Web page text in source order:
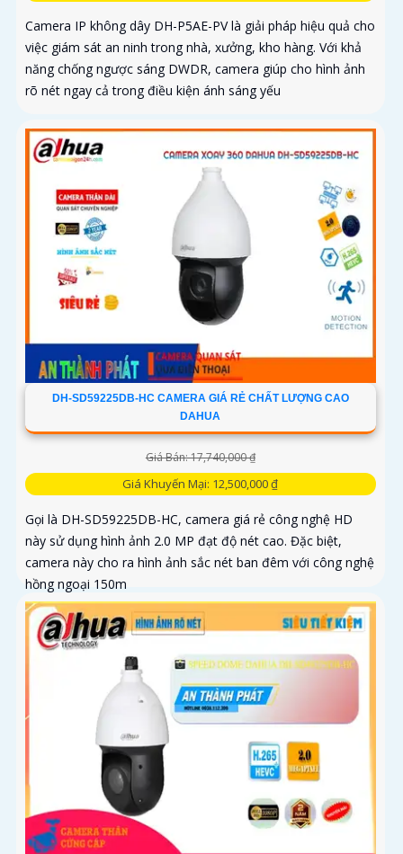
Camera IP không dây DH-P5AE-PV là giải pháp hiệu quả cho
việc giám sát an ninh trong nhà, xưởng, kho hàng. Với khả
năng chống ngược sáng DWDR, camera giúp cho hình ảnh
rõ nét ngay cả trong điều kiện ánh sáng yếu
DH-SD59225DB-HC CAMERA GIÁ RẺ CHẤT LƯỢNG CAO
DAHUA
Giá Bán: 17,740,000 ₫
Giá Khuyến Mại: 12,500,000 ₫
Gọi là DH-SD59225DB-HC, camera giá rẻ công nghệ HD
này sử dụng hình ảnh 2.0 MP đạt độ nét cao. Đặc biệt,
camera này cho ra hình ảnh sắc nét ban đêm với công nghệ
hồng ngoại 150m